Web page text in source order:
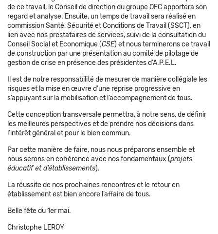
de ce travail, le Conseil de direction du groupe OEC apportera son
regard et analyse. Ensuite, un temps de travail sera réalisé en
commission Santé, Sécurité et Conditions de Travail (SSCT), en
lien avec nos prestataires de services, suivi de la consultation du
Conseil Social et Economique (CSE) et nous terminerons ce travail
de construction par une présentation au comité de pilotage de
gestion de crise en présence des présidentes d’A.P.E.L.
Il est de notre responsabilité de mesurer de manière collégiale les
risques et la mise en œuvre d’une reprise progressive en
s’appuyant sur la mobilisation et l’accompagnement de tous.
Cette conception transversale permettra, à notre sens, de définir
les meilleures perspectives et de prendre nos décisions dans
l’intérêt général et pour le bien commun.
Par cette manière de faire, nous nous préparons ensemble et
nous serons en cohérence avec nos fondamentaux (projets
éducatif et d’établissements).
La réussite de nos prochaines rencontres et le retour en
établissement est bien encore l’affaire de tous.
Belle fête du 1er mai.
Christophe LEROY